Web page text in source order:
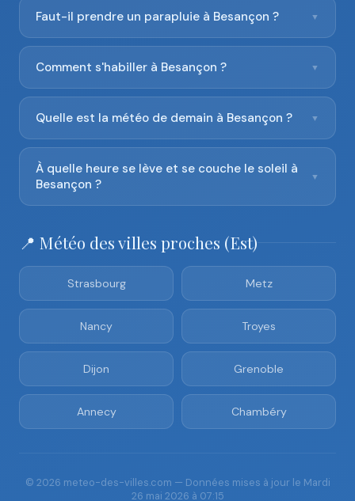
Faut-il prendre un parapluie à Besançon ? ▼
Comment s'habiller à Besançon ? ▼
Quelle est la météo de demain à Besançon ? ▼
À quelle heure se lève et se couche le soleil à
Besançon ?
▼
📍 Météo des villes proches (Est)
Strasbourg Metz
Nancy Troyes
Dijon Grenoble
Annecy Chambéry
© 2026 meteo-des-villes.com — Données mises à jour le Mardi
26 mai 2026 à 07:15